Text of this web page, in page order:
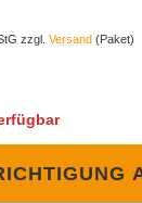
zzgl. Versand (Paket)